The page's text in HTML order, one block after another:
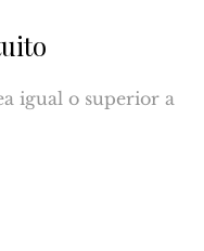
igual o superior a